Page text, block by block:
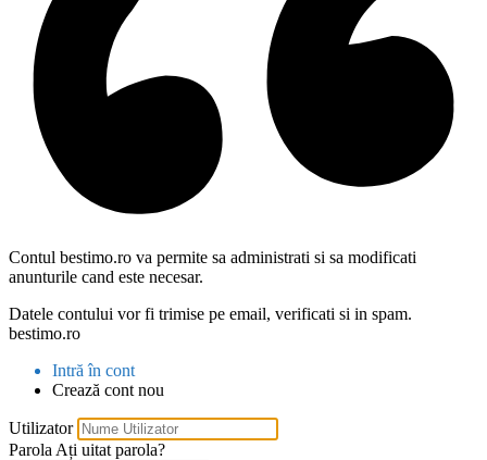
Contul bestimo.ro va permite sa administrati si sa modificati
anunturile cand este necesar.
Datele contului vor fi trimise pe email, verificati si in spam.
bestimo.ro
Intră în cont
Crează cont nou
Utilizator
Parola Ați uitat parola?